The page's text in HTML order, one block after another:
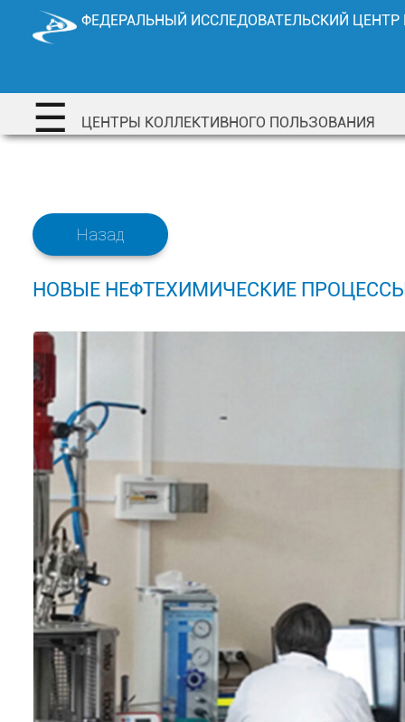
Перейти
ФЕДЕРАЛЬНЫЙ ИССЛЕДОВАТЕЛЬСКИЙ
☰ ЦЕНТРЫ КОЛЛЕКТИВНОГО ПОЛЬЗОВАНИЯ
Назад
НОВЫЕ НЕФТЕХИМИЧЕСКИЕ